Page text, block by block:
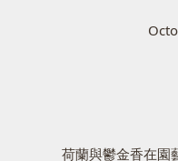
荷蘭與鬱金香在園